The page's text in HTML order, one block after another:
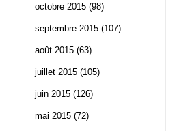
octobre 2015 (98)
septembre 2015 (107)
août 2015 (63)
juillet 2015 (105)
juin 2015 (126)
mai 2015 (72)